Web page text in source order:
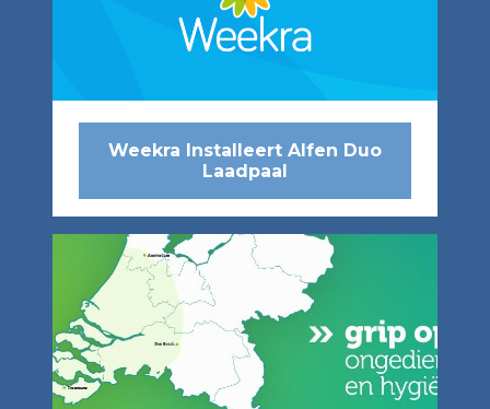
Weekra Installeert Alfen Duo
Laadpaal